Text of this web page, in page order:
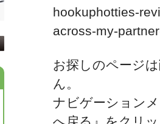
hookuphotties-
across-my-
お探しのページ
ん。
ナビゲーション